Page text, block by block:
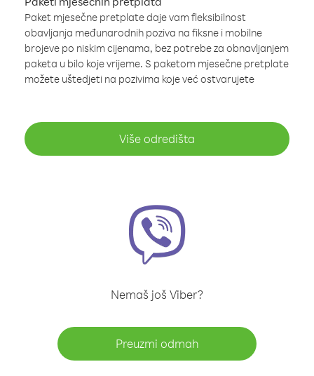
Paket mjesečne pretplate daje vam fleksibilnost
obavljanja međunarodnih poziva na fiksne i mobilne
brojeve po niskim cijenama, bez potrebe za obnavljanjem
paketa u bilo koje vrijeme. S paketom mjesečne pretplate
možete uštedjeti na pozivima koje već ostvarujete
Više odredišta
Nemaš još Viber?
Preuzmi odmah